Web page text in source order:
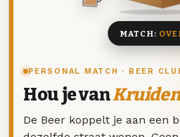
PERSONAL MATCH · BEER
Hou je van
De Beer koppelt je aan een
MATCH: